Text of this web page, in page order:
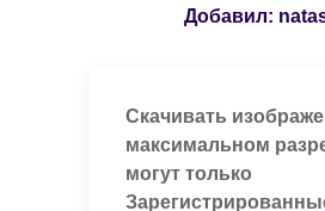
Добавил:
Скачивать
максимальном
могут только